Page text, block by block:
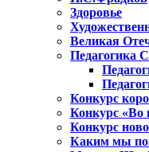
Здоровье
Великая
Педагогика
Конкурс
Конкурс «Во
Конкурс
Каким мы